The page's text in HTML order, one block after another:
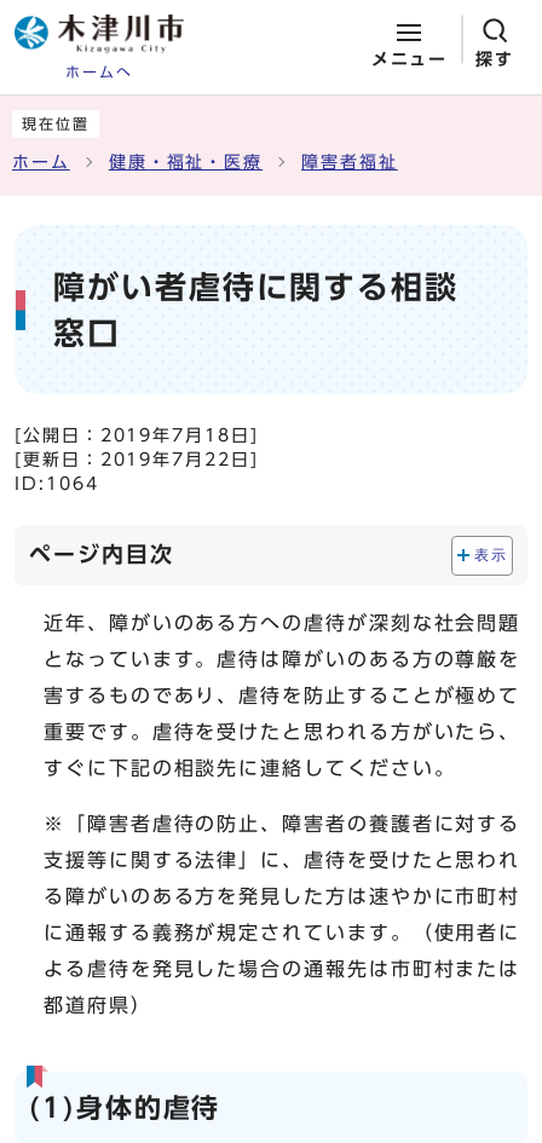
ホームへ
メニュー 探す
現在位置
ホーム 健康・福祉・医療 障害者福祉
障がい者虐待に関する相談
窓口
[公開日： 2019年7月18日
[更新日： 2019年7月22日
ID:1064
ページ内目次 表示
近年、障がいのある方への虐待が深刻な社会問題
となっています。虐待は障がいのある方の尊厳を
害するものであり、虐待を防止することが極めて
重要です。虐待を受けたと思われる方がいたら、
すぐに下記の相談先に連絡してください。
※「障害者虐待の防止、障害者の養護者に対する
支援等に関する法律」に、虐待を受けたと思われ
る障がいのある方を発見した方は速やかに市町村
に通報する義務が規定されています。（使用者に
よる虐待を発見した場合の通報先は市町村または
都道府県）
(1)身体的虐待